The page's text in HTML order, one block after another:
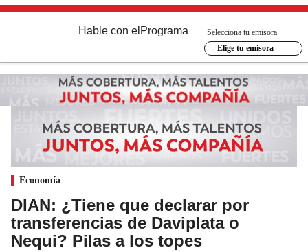
Hable con el Programa
Selecciona tu emisora
Elige tu emisora
Economía
DIAN: ¿Tiene que declarar por
transferencias de Daviplata o
Nequi? Pilas a los topes